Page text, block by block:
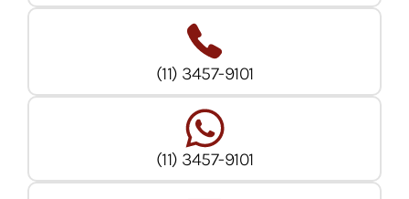
(11) 3457-9101
(11) 3457-9101